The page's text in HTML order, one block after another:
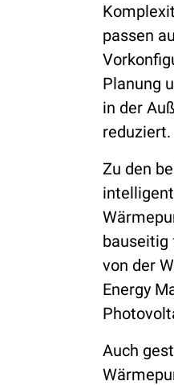
passen
Planung
in der
reduziert.
Zu den
bauseitig
von der
Energy
Auch